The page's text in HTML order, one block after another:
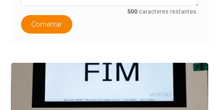
500 caracteres restantes.
Comentar